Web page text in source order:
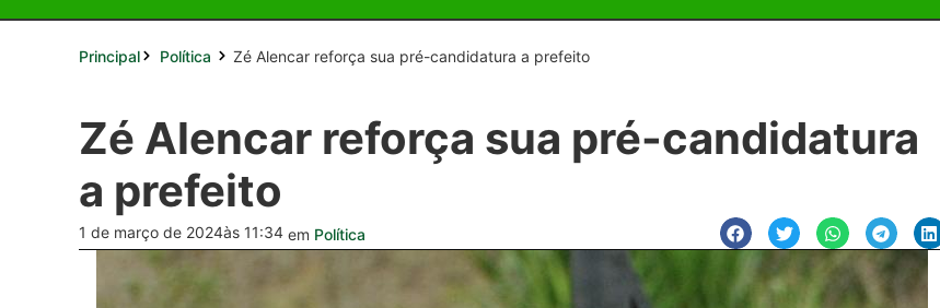
Principal Política Zé Alencar reforça sua pré-candidatura a prefeito
Zé Alencar reforça sua pré-candidatura
a prefeito
1 de março de 2024às 11:34 em Política